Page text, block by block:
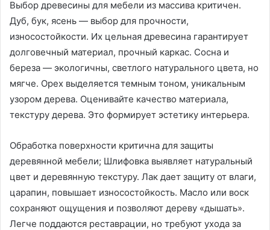
Выбор древесины для мебели из массива критичен.
Дуб, бук, ясень — выбор для прочности,
износостойкости. Их цельная древесина гарантирует
долговечный материал, прочный каркас. Сосна и
береза — экологичны, светлого натурального цвета, но
мягче. Орех выделяется темным тоном, уникальным
узором дерева. Оценивайте качество материала,
текстуру дерева. Это формирует эстетику интерьера.
Обработка поверхности критична для защиты
деревянной мебели; Шлифовка выявляет натуральный
цвет и деревянную текстуру. Лак дает защиту от влаги,
царапин, повышает износостойкость. Масло или воск
сохраняют ощущения и позволяют дереву «дышать».
Легче поддаются реставрации, но требуют ухода за